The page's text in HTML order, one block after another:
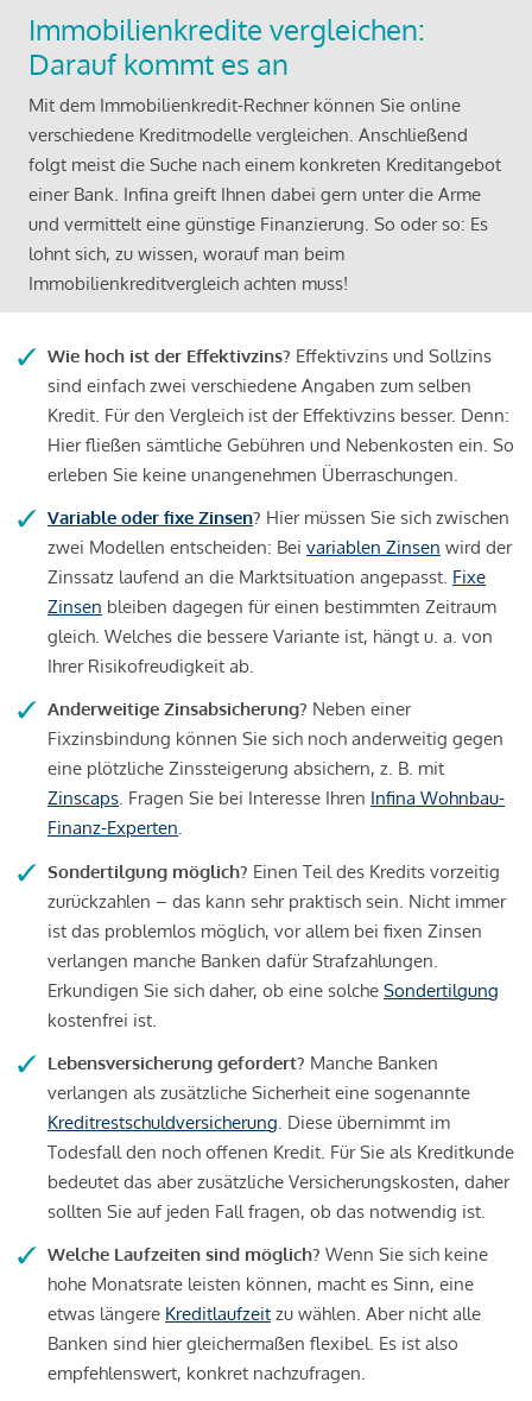
Immobilienkredite vergleichen:
Darauf kommt es an
Mit dem Immobilienkredit-Rechner können Sie online
verschiedene Kreditmodelle vergleichen. Anschließend
folgt meist die Suche nach einem konkreten Kreditangebot
einer Bank. Infina greift Ihnen dabei gern unter die Arme
und vermittelt eine günstige Finanzierung. So oder so: Es
lohnt sich, zu wissen, worauf man beim
Immobilienkreditvergleich achten muss!
Wie hoch ist der Effektivzins? Effektivzins und Sollzins
sind einfach zwei verschiedene Angaben zum selben
Kredit. Für den Vergleich ist der Effektivzins besser. Denn:
Hier fließen sämtliche Gebühren und Nebenkosten ein. So
erleben Sie keine unangenehmen Überraschungen.
Variable oder fixe Zinsen? Hier müssen Sie sich zwischen
zwei Modellen entscheiden: Bei variablen Zinsen wird der
Zinssatz laufend an die Marktsituation angepasst. Fixe
Zinsen bleiben dagegen für einen bestimmten Zeitraum
gleich. Welches die bessere Variante ist, hängt u. a. von
Ihrer Risikofreudigkeit ab.
Anderweitige Zinsabsicherung? Neben einer
Fixzinsbindung können Sie sich noch anderweitig gegen
eine plötzliche Zinssteigerung absichern, z. B. mit
Zinscaps. Fragen Sie bei Interesse Ihren Infina Wohnbau-
Finanz-Experten.
Sondertilgung möglich? Einen Teil des Kredits vorzeitig
zurückzahlen – das kann sehr praktisch sein. Nicht immer
ist das problemlos möglich, vor allem bei fixen Zinsen
verlangen manche Banken dafür Strafzahlungen.
Erkundigen Sie sich daher, ob eine solche Sondertilgung
kostenfrei ist.
Lebensversicherung gefordert? Manche Banken
verlangen als zusätzliche Sicherheit eine sogenannte
Kreditrestschuldversicherung. Diese übernimmt im
Todesfall den noch offenen Kredit. Für Sie als Kreditkunde
bedeutet das aber zusätzliche Versicherungskosten, daher
sollten Sie auf jeden Fall fragen, ob das notwendig ist.
Welche Laufzeiten sind möglich? Wenn Sie sich keine
hohe Monatsrate leisten können, macht es Sinn, eine
etwas längere Kreditlaufzeit zu wählen. Aber nicht alle
Banken sind hier gleichermaßen flexibel. Es ist also
empfehlenswert, konkret nachzufragen.